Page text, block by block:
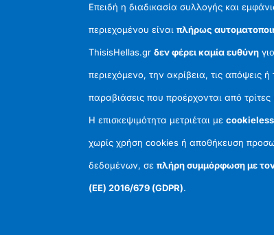
Επειδή η διαδικασία συλλογής και
περιεχομένου είναιπλήρως
ThisisHellas.grδεν φέρει καμία ευθύνη
περιεχόμενο, την ακρίβεια, τις απόψεις ή
παραβιάσεις που προέρχονται από τρίτες
Η επισκεψιμότητα μετριέται μεcookieless
χωρίς χρήση cookies ή αποθήκευση
δεδομένων, σεπλήρη συμμόρφωση με
(ΕΕ) 2016/679 (GDPR).